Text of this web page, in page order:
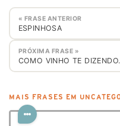
« FRASE ANTERIOR
ESPINHOSA
PRÓXIMA FRASE »
COMO VINHO TE
MAIS FRASES EM